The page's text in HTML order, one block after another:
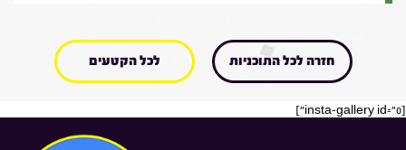
חזרה לכל התוכניות לכל הקטעים
[insta-gallery id="0"]